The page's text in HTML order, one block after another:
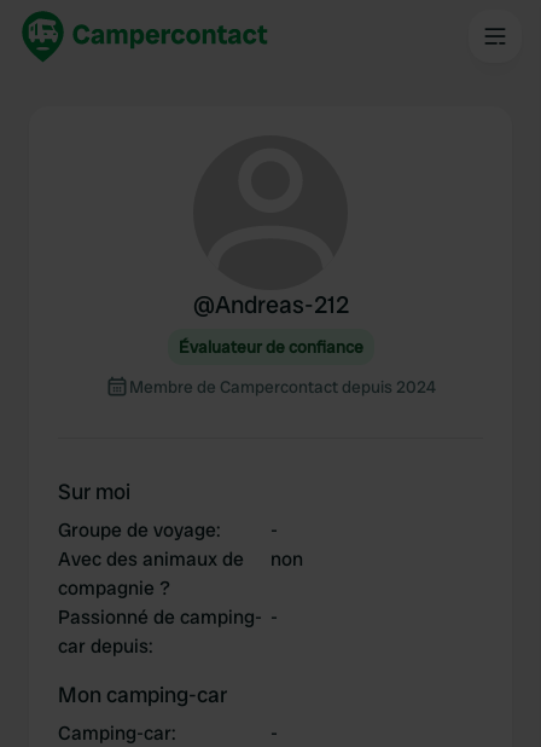
@Andreas-212
Évaluateur de confiance
Membre de Campercontact depuis 2024
Sur moi
Groupe de voyage:
-
Avec des animaux de
compagnie ?
non
Passionné de camping-
car depuis:
-
Mon camping-car
Camping-car:
-